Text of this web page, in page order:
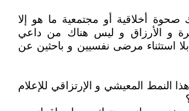
صحوة أخلاقية أو مجتمعية ما هو إلا
و الأرزاق و ليس هناك من داعي
استثناء مرضى نفسيين و باحثين عن
النمط المعيشي و الإرتزاقي للإعلام